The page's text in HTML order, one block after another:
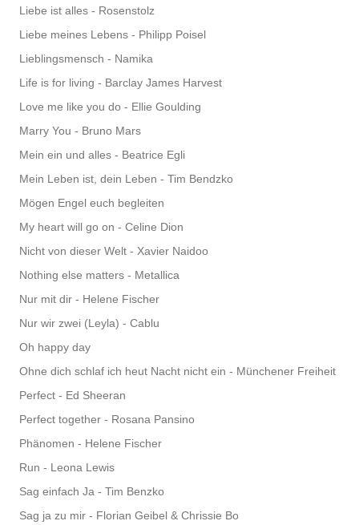
Liebe ist alles - Rosenstolz
Liebe meines Lebens - Philipp Poisel
Lieblingsmensch - Namika
Life is for living - Barclay James Harvest
Love me like you do - Ellie Goulding
Marry You - Bruno Mars
Mein ein und alles - Beatrice Egli
Mein Leben ist, dein Leben - Tim Bendzko
Mögen Engel euch begleiten
My heart will go on - Celine Dion
Nicht von dieser Welt - Xavier Naidoo
Nothing else matters - Metallica
Nur mit dir - Helene Fischer
Nur wir zwei (Leyla) - Cablu
Oh happy day
Ohne dich schlaf ich heut Nacht nicht ein - Münchener Freiheit
Perfect - Ed Sheeran
Perfect together - Rosana Pansino
Phänomen - Helene Fischer
Run - Leona Lewis
Sag einfach Ja - Tim Benzko
Sag ja zu mir - Florian Geibel & Chrissie Bo